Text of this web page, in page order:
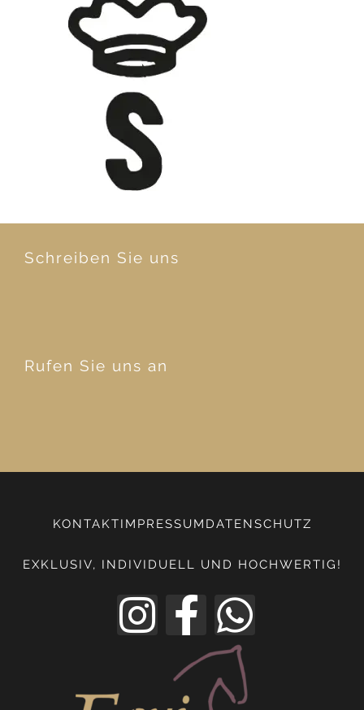
Schreiben Sie uns
Rufen Sie uns an
KONTAKT IMPRESSUM DATENSCHUTZ
EXKLUSIV, INDIVIDUELL UND HOCHWERTIG!